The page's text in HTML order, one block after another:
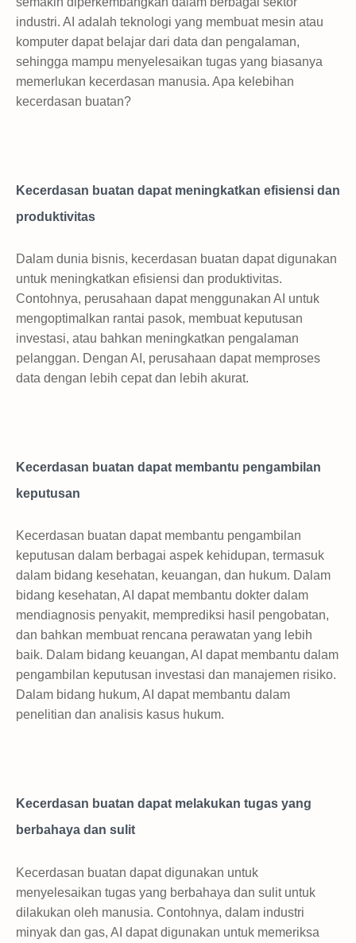
industri. AI adalah teknologi yang membuat mesin atau
komputer dapat belajar dari data dan pengalaman,
sehingga mampu menyelesaikan tugas yang biasanya
memerlukan kecerdasan manusia. Apa kelebihan
kecerdasan buatan?
Kecerdasan buatan dapat meningkatkan efisiensi dan
produktivitas
Dalam dunia bisnis, kecerdasan buatan dapat digunakan
untuk meningkatkan efisiensi dan produktivitas.
Contohnya, perusahaan dapat menggunakan AI untuk
mengoptimalkan rantai pasok, membuat keputusan
investasi, atau bahkan meningkatkan pengalaman
pelanggan. Dengan AI, perusahaan dapat memproses
data dengan lebih cepat dan lebih akurat.
Kecerdasan buatan dapat membantu pengambilan
keputusan
Kecerdasan buatan dapat membantu pengambilan
keputusan dalam berbagai aspek kehidupan, termasuk
dalam bidang kesehatan, keuangan, dan hukum. Dalam
bidang kesehatan, AI dapat membantu dokter dalam
mendiagnosis penyakit, memprediksi hasil pengobatan,
dan bahkan membuat rencana perawatan yang lebih
baik. Dalam bidang keuangan, AI dapat membantu dalam
pengambilan keputusan investasi dan manajemen risiko.
Dalam bidang hukum, AI dapat membantu dalam
penelitian dan analisis kasus hukum.
Kecerdasan buatan dapat melakukan tugas yang
berbahaya dan sulit
Kecerdasan buatan dapat digunakan untuk
menyelesaikan tugas yang berbahaya dan sulit untuk
dilakukan oleh manusia. Contohnya, dalam industri
minyak dan gas, AI dapat digunakan untuk memeriksa